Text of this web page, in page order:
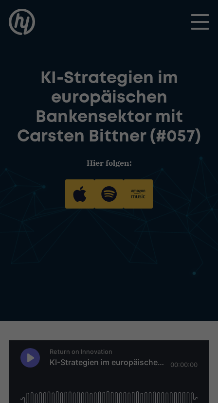
Toggle
KI-Strategien im
europäischen
Bankensektor mit
Carsten Bittner (#057)
Hier folgen: